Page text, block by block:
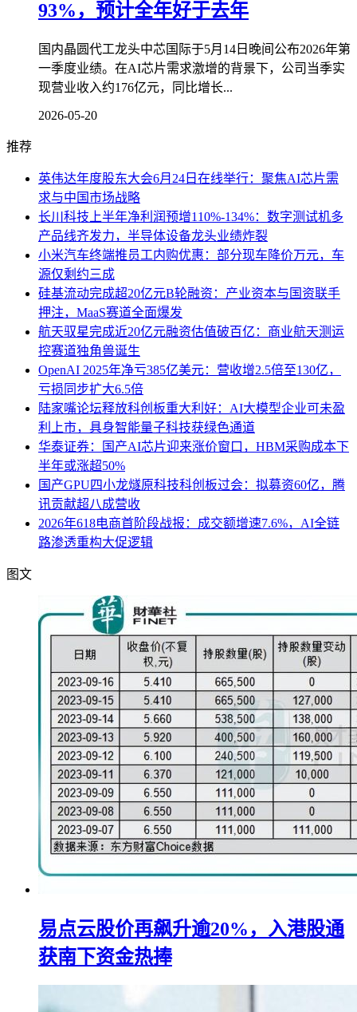
93%，预计全年好于去年
国内晶圆代工龙头中芯国际于5月14日晚间公布2026年第
一季度业绩。在AI芯片需求激增的背景下，公司当季实
现营业收入约176亿元，同比增长...
2026-05-20
推荐
英伟达年度股东大会6月24日在线举行：聚焦AI芯片需
求与中国市场战略
长川科技上半年净利润预增110%-134%：数字测试机多
产品线齐发力，半导体设备龙头业绩炸裂
小米汽车终端推员工内购优惠：部分现车降价万元，车
源仅剩约三成
硅基流动完成超20亿元B轮融资：产业资本与国资联手
押注，MaaS赛道全面爆发
航天驭星完成近20亿元融资估值破百亿：商业航天测运
控赛道独角兽诞生
OpenAI 2025年净亏385亿美元：营收增2.5倍至130亿，
亏损同步扩大6.5倍
陆家嘴论坛释放科创板重大利好：AI大模型企业可未盈
利上市，具身智能量子科技获绿色通道
华泰证券：国产AI芯片迎来涨价窗口，HBM采购成本下
半年或涨超50%
国产GPU四小龙燧原科技科创板过会：拟募资60亿，腾
讯贡献超八成营收
2026年618电商首阶段战报：成交额增速7.6%，AI全链
路渗透重构大促逻辑
图文
易点云股价再飙升逾20%，入港股通
获南下资金热捧